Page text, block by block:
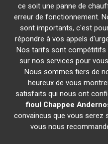
ce soit une panne de
erreur de fonctionnement.
sont importants, c'est
répondre à vos appels
Nos tarifs sont
sur nos services pour
Nous sommes fiers de
heureux de vous
satisfaits qui nous ont
fioul Chappee
convaincus que vous serez
vous nous